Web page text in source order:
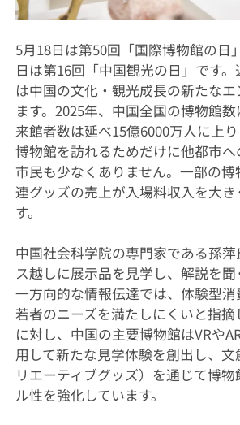
5月18日は第50回「国際博物館の日
日は第16回「中国観光の日」です
は中国の文化・観光成長の新たな
ます。2025年、中国全国の博物館数
来館者数は延べ15億6000万人に上
博物館を訪れるためだけに他都市
市民も少なくありません。一部の
連グッズの売上が入場料収入を大き
す。
中国社会科学院の専門家である孫
ス越しに展示品を見学し、解説を
一方向的な情報伝達では、体験型
若者のニーズを満たしにくいと指摘
に対し、中国の主要博物館はVRや
用して新たな見学体験を創出し、
リエーティブグッズ）を通じて博
ル性を強化しています。